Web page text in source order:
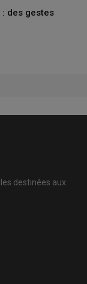
des gestes
destinées aux